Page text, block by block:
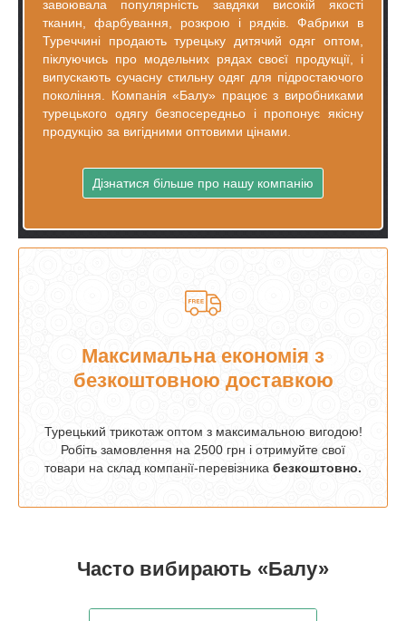
завоювала популярність завдяки високій якості
тканин, фарбування, розкрою і рядків. Фабрики в
Туреччині продають турецьку дитячий одяг оптом,
піклуючись про модельних рядах своєї продукції, і
випускають сучасну стильну одяг для підростаючого
покоління. Компанія «Балу» працює з виробниками
турецького одягу безпосередньо і пропонує якісну
продукцію за вигідними оптовими цінами.
Дізнатися більше про нашу компанію
Максимальна економія з
безкоштовною доставкою
Турецький трикотаж оптом з максимальною вигодою!
Робіть замовлення на 2500 грн і отримуйте свої
товари на склад компанії-перевізника безкоштовно.
Часто вибирають «Балу»